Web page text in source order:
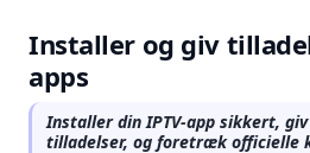
Installer og giv
apps
Installer din IPTV-app sikkert,
tilladelser, og foretræk officielle